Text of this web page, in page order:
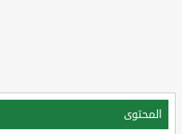
المحتوى